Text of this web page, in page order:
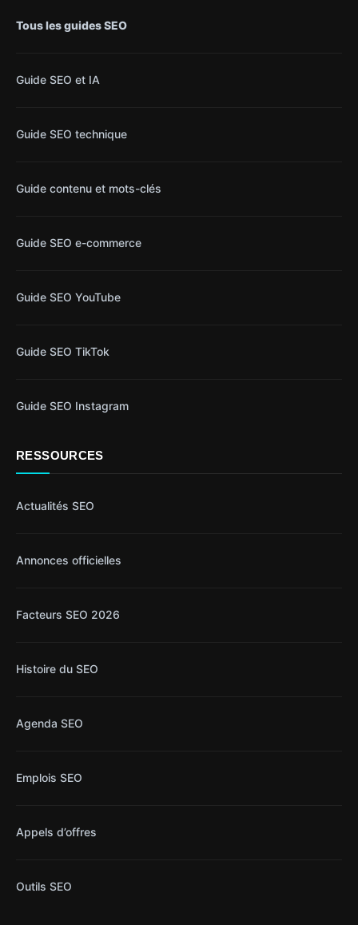
Tous les guides SEO
Guide SEO et IA
Guide SEO technique
Guide contenu et mots-clés
Guide SEO e-commerce
Guide SEO YouTube
Guide SEO TikTok
Guide SEO Instagram
RESSOURCES
Actualités SEO
Annonces officielles
Facteurs SEO 2026
Histoire du SEO
Agenda SEO
Emplois SEO
Appels d’offres
Outils SEO